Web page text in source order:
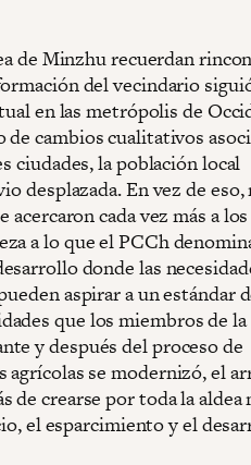
de Minzhu recuerdan
del vecindario
en las metrópolis de
cambios cualitativos
ciudades, la población local
desplazada. En vez de
cada vez más a
a lo que el PCCh
donde las
aspirar a un estándar
que los miembros de la
y después del proceso de
se modernizó, el
de crearse por toda la aldea
el esparcimiento y el